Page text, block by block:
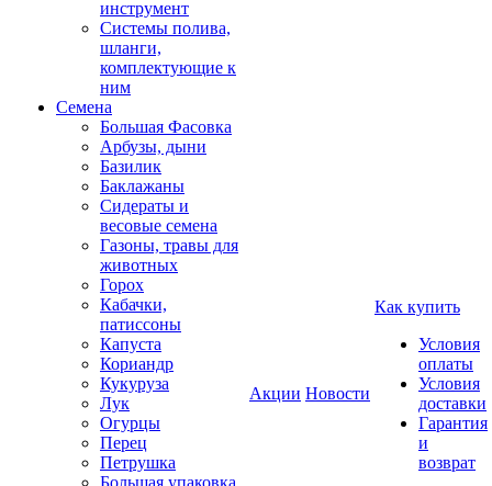
инструмент
Системы полива,
шланги,
комплектующие к
ним
Семена
Большая Фасовка
Арбузы, дыни
Базилик
Баклажаны
Сидераты и
весовые семена
Газоны, травы для
животных
Горох
Кабачки,
патиссоны
Капуста
Кориандр
Кукуруза
Лук
Огурцы
Перец
Петрушка
Большая упаковка
Акции Новости
Как купить
Условия
оплаты
Условия
доставки
Гарантия
и
возврат